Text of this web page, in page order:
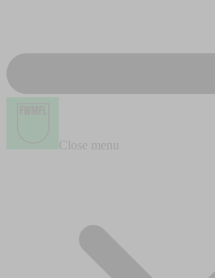
Close menu